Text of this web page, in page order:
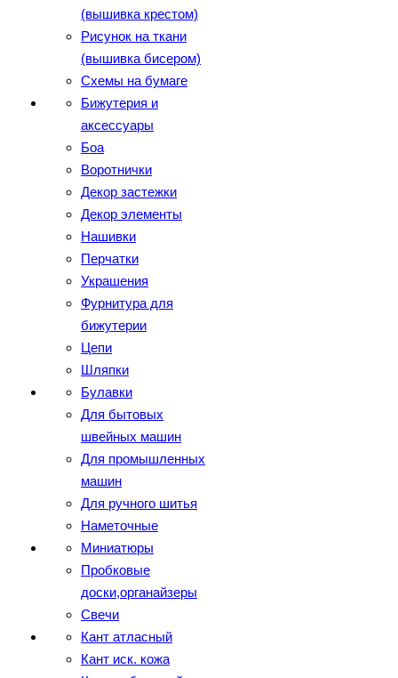
(вышивка крестом)
Рисунок на ткани
(вышивка бисером)
Схемы на бумаге
Бижутерия и
аксессуары
Боа
Воротнички
Декор застежки
Декор элементы
Нашивки
Перчатки
Украшения
Фурнитура для
бижутерии
Цепи
Шляпки
Булавки
Для бытовых
швейных машин
Для промышленных
машин
Для ручного шитья
Наметочные
Миниатюры
Пробковые
доски,органайзеры
Свечи
Кант атласный
Кант иск. кожа